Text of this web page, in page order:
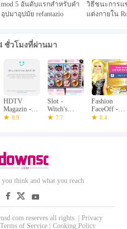
mod 5 อันดับแรกสำหรับคำ
อุปมาอุปมัย refantazio
วิธีชนะการแ
แต่งกายใน
ชั่วโมงที่ผ่านมา
HDTV
Magazin -
epaper
8.9
Slot -
Witch's
Magic Free
7.7
Fashion
FaceOff -
DressUp
8.4
think and what you reach
reserves all rights. | Privacy
Terms of Service Cooking Policy